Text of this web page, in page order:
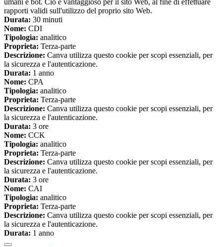
umani e bot. Ciò è vantaggioso per il sito Web, al fine di effettuare
rapporti validi sull'utilizzo del proprio sito Web.
Durata: 30 minuti
Nome: CDI
Tipologia: analitico
Proprieta: Terza-parte
Descrizione: Canva utilizza questo cookie per scopi essenziali, per
la sicurezza e l'autenticazione.
Durata: 1 anno
Nome: CPA
Tipologia: analitico
Proprieta: Terza-parte
Descrizione: Canva utilizza questo cookie per scopi essenziali, per
la sicurezza e l'autenticazione.
Durata: 3 ore
Nome: CCK
Tipologia: analitico
Proprieta: Terza-parte
Descrizione: Canva utilizza questo cookie per scopi essenziali, per
la sicurezza e l'autenticazione.
Durata: 3 ore
Nome: CAI
Tipologia: analitico
Proprieta: Terza-parte
Descrizione: Canva utilizza questo cookie per scopi essenziali, per
la sicurezza e l'autenticazione.
Durata: 1 anno